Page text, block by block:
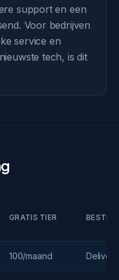
support en een
Voor bedrijven
service en
tech, is dit
GRATIS TIER BESTE
100/maand